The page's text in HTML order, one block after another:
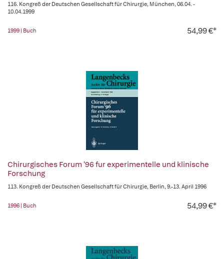
116. Kongreß der Deutschen Gesellschaft für Chirurgie, München, 06.04. -
10.04.1999
1999 | Buch 54,99 €*
Chirurgisches Forum '96 fur experimentelle und klinische
Forschung
113. Kongreß der Deutschen Gesellschaft für Chirurgie, Berlin, 9.-13. April 1996
1996 | Buch 54,99 €*